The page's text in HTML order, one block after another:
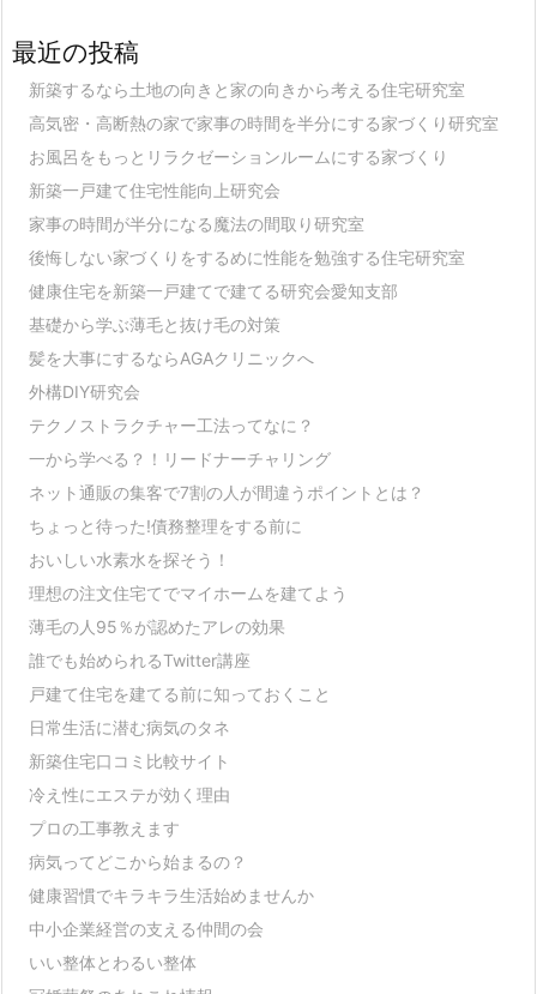
最近の投稿
新築するなら土地の向きと家の向きから考える住宅研究室
高気密・高断熱の家で家事の時間を半分にする家づくり研究室
お風呂をもっとリラクゼーションルームにする家づくり
新築一戸建て住宅性能向上研究会
家事の時間が半分になる魔法の間取り研究室
後悔しない家づくりをするめに性能を勉強する住宅研究室
健康住宅を新築一戸建てで建てる研究会愛知支部
基礎から学ぶ薄毛と抜け毛の対策
髪を大事にするならAGAクリニックへ
外構DIY研究会
テクノストラクチャー工法ってなに？
一から学べる？！リードナーチャリング
ネット通販の集客で7割の人が間違うポイントとは？
ちょっと待った!債務整理をする前に
おいしい水素水を探そう！
理想の注文住宅てでマイホームを建てよう
薄毛の人95％が認めたアレの効果
誰でも始められるTwitter講座
戸建て住宅を建てる前に知っておくこと
日常生活に潜む病気のタネ
新築住宅口コミ比較サイト
冷え性にエステが効く理由
プロの工事教えます
病気ってどこから始まるの？
健康習慣でキラキラ生活始めませんか
中小企業経営の支える仲間の会
いい整体とわるい整体